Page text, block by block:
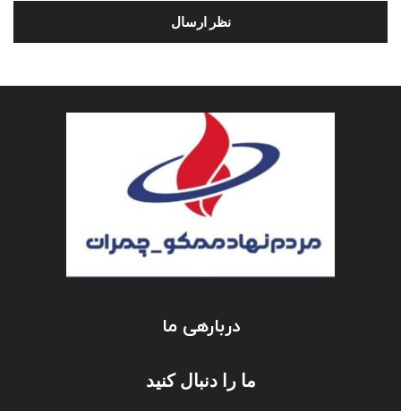
دربارهی ما
ما را دنبال کنید